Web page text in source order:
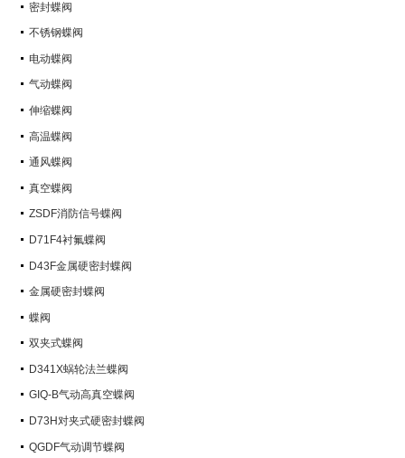
密封蝶阀
不锈钢蝶阀
电动蝶阀
气动蝶阀
伸缩蝶阀
高温蝶阀
通风蝶阀
真空蝶阀
ZSDF消防信号蝶阀
D71F4衬氟蝶阀
D43F金属硬密封蝶阀
金属硬密封蝶阀
蝶阀
双夹式蝶阀
D341X蜗轮法兰蝶阀
GIQ-B气动高真空蝶阀
D73H对夹式硬密封蝶阀
QGDF气动调节蝶阀